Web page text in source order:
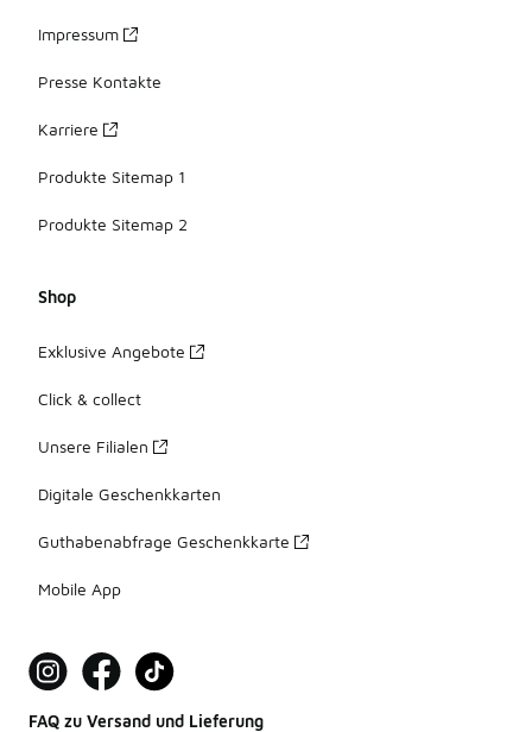
Impressum
Presse Kontakte
Karriere
Produkte Sitemap 1
Produkte Sitemap 2
Shop
Exklusive Angebote
Click & collect
Unsere Filialen
Digitale Geschenkkarten
Guthabenabfrage Geschenkkarte
Mobile App
FAQ zu Versand und Lieferung